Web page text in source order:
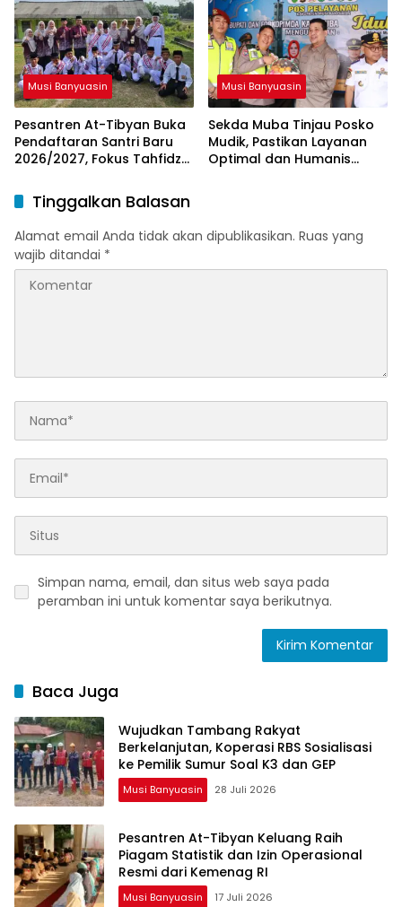
Musi Banyuasin
Pesantren At-Tibyan Buka
Pendaftaran Santri Baru
2026/2027, Fokus Tahfidz
Musi Banyuasin
Sekda Muba Tinjau Posko
Mudik, Pastikan Layanan
Optimal dan Humanis
Tinggalkan Balasan
Alamat email Anda tidak akan dipublikasikan. Ruas yang
wajib ditandai *
Simpan nama, email, dan situs web saya pada
peramban ini untuk komentar saya berikutnya.
Baca Juga
Wujudkan Tambang Rakyat
Berkelanjutan, Koperasi RBS Sosialisasi
ke Pemilik Sumur Soal K3 dan GEP
Musi Banyuasin 28 Juli 2026
Pesantren At-Tibyan Keluang Raih
Piagam Statistik dan Izin Operasional
Resmi dari Kemenag RI
Musi Banyuasin 17 Juli 2026